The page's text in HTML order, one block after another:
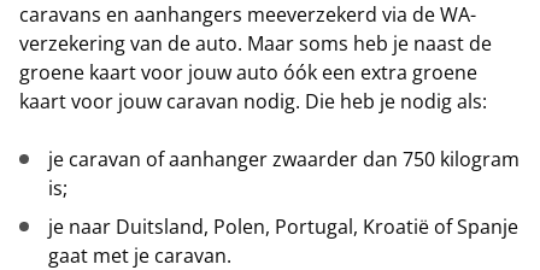
caravans en aanhangers meeverzekerd via de WA-
verzekering van de auto. Maar soms heb je naast de
groene kaart voor jouw auto óók een extra groene
kaart voor jouw caravan nodig. Die heb je nodig als:
je caravan of aanhanger zwaarder dan 750 kilogram
is;
je naar Duitsland, Polen, Portugal, Kroatië of Spanje
gaat met je caravan.